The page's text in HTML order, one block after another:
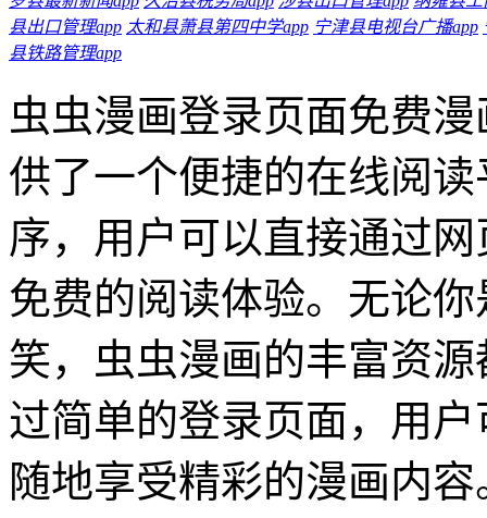
县出口管理app 太和县萧县第四中学app 宁津县电视台广播app
县铁路管理app
虫虫漫画登录页面免费
供了一个便捷的在线阅
序，用户可以直接通过
免费的阅读体验。无论
笑，虫虫漫画的丰富资
过简单的登录页面，用
随地享受精彩的漫画内容